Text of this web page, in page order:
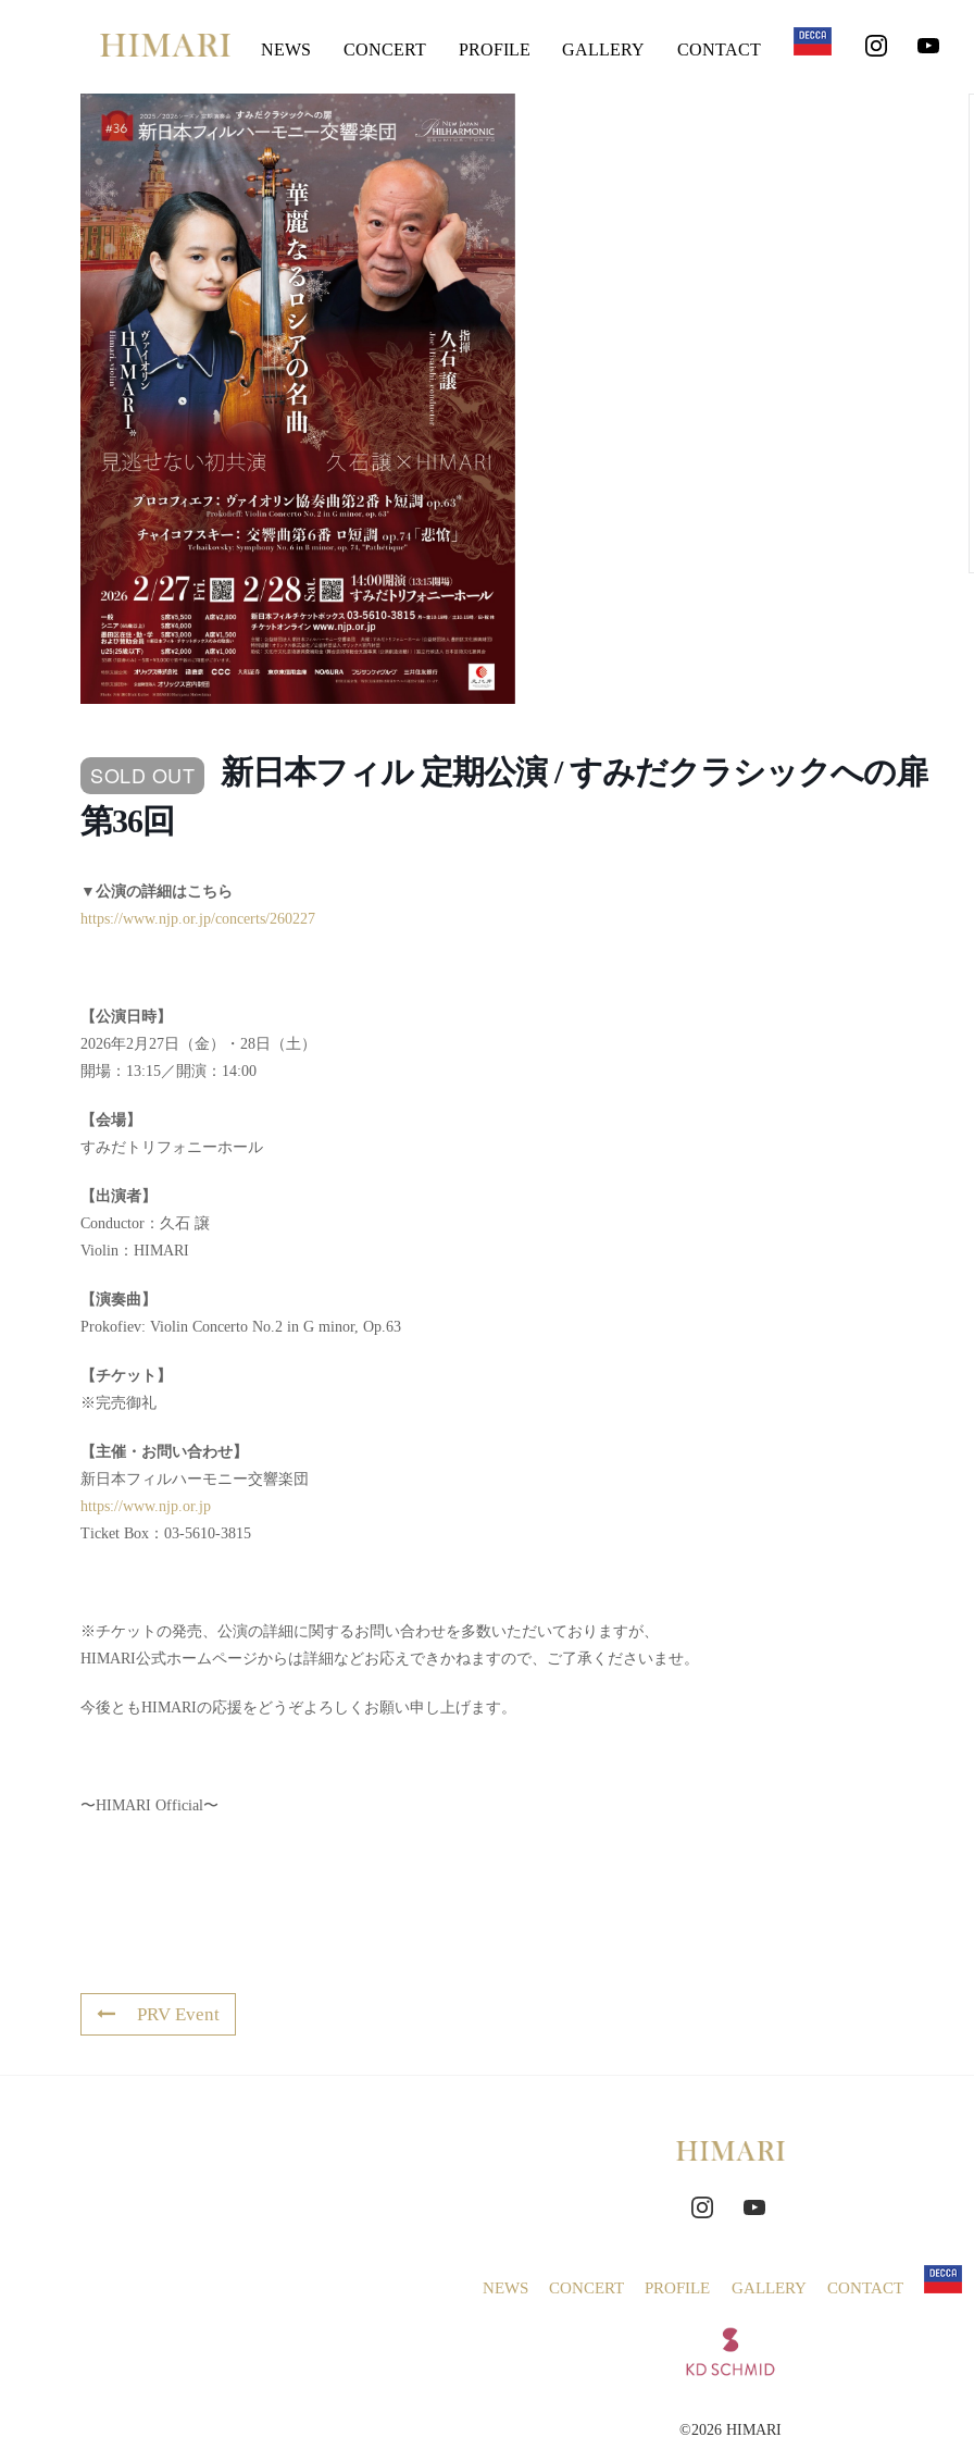
NEWS CONCERT PROFILE GALLERY CONTACT
SOLD OUT
新日本フィル 定期公演 / すみだクラシックへの扉
第36回
▼公演の詳細はこちら
https://www.njp.or.jp/concerts/260227
【公演日時】
2026年2月27日（金）・28日（土）
開場：13:15／開演：14:00
【会場】
すみだトリフォニーホール
【出演者】
Conductor：久石 譲
Violin：HIMARI
【演奏曲】
Prokofiev: Violin Concerto No.2 in G minor, Op.63
【チケット】
※完売御礼
【主催・お問い合わせ】
新日本フィルハーモニー交響楽団
https://www.njp.or.jp
Ticket Box：03-5610-3815
※チケットの発売、公演の詳細に関するお問い合わせを多数いただいておりますが、
HIMARI公式ホームページからは詳細などお応えできかねますので、ご了承くださいませ。
今後ともHIMARIの応援をどうぞよろしくお願い申し上げます。
〜HIMARI Official〜
PRV Event
NEWS CONCERT PROFILE GALLERY CONTACT
©2026 HIMARI